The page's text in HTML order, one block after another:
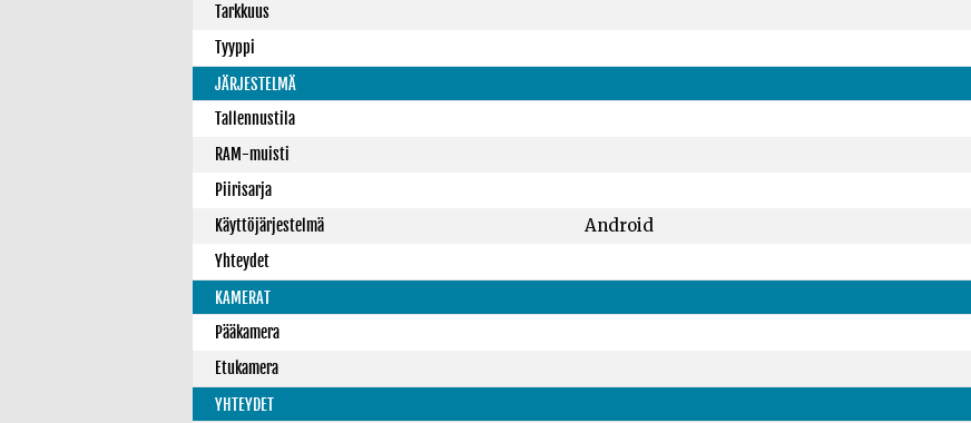
Tarkkuus
Tyyppi
JÄRJESTELMÄ
Tallennustila
RAM-muisti
Piirisarja
Käyttöjärjestelmä
Android
Yhteydet
KAMERAT
Pääkamera
Etukamera
YHTEYDET